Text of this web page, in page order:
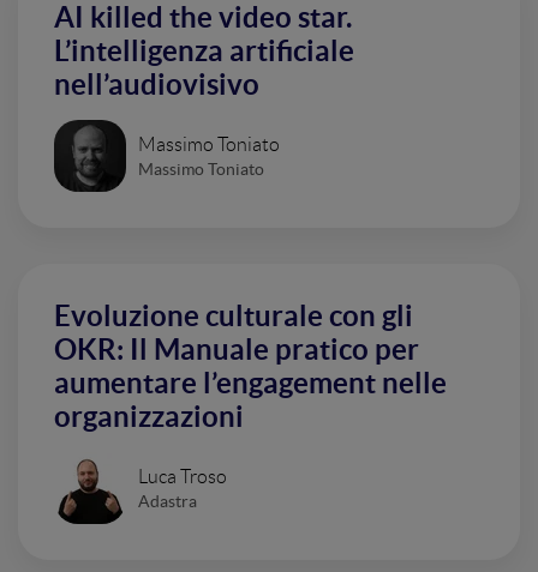
AI killed the video star.
L’intelligenza artificiale
nell’audiovisivo
Massimo Toniato
Massimo Toniato
Evoluzione culturale con gli
OKR: Il Manuale pratico per
aumentare l’engagement nelle
organizzazioni
Luca Troso
Adastra